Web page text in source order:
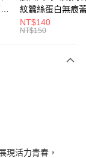
無須另外申請。
，確認付款後即完
頁面所載為準。
，訂單將自動取
式。 讓您購物簡單
紋蠶絲蛋白無痕
角內褲(白.粉.藍.
3L)-L28眼圈熊中
NT$140
NT$150
現活力青春，